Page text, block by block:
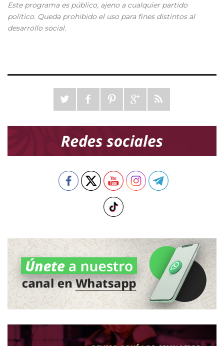
Este programa es público, ajeno a cualquier partido
político. Queda prohibido el uso para fines distintos al
desarrollo social.